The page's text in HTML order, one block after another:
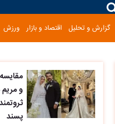
گزارش و تحلیل اقتصاد و بازار ورزش
و
پسند